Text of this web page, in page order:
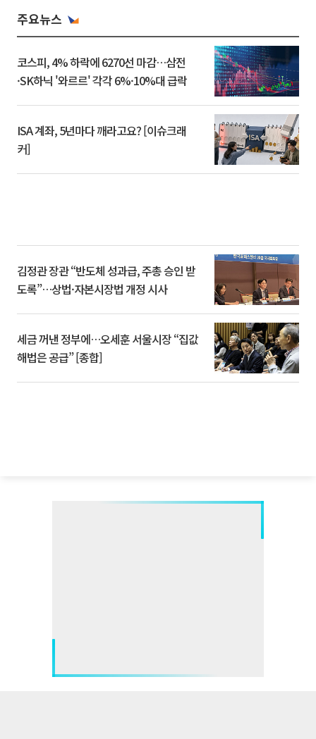
주요뉴스
코스피, 4% 하락에 6270선 마감…삼전
·SK하닉 '와르르' 각각 6%·10%대 급락
ISA 계좌, 5년마다 깨라고요? [이슈크래
커]
김정관 장관 “반도체 성과급, 주총 승인 받
도록”…상법·자본시장법 개정 시사
세금 꺼낸 정부에…오세훈 서울시장 “집값
해법은 공급” [종합]